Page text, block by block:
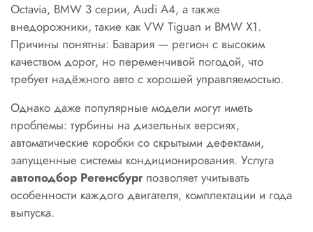
Octavia, BMW 3 серии, Audi A4, а также
внедорожники, такие как VW Tiguan и BMW X1.
Причины понятны: Бавария — регион с высоким
качеством дорог, но переменчивой погодой, что
требует надёжного авто с хорошей управляемостью.
Однако даже популярные модели могут иметь
проблемы: турбины на дизельных версиях,
автоматические коробки со скрытыми дефектами,
запущенные системы кондиционирования. Услуга
автоподбор Регенсбург позволяет учитывать
особенности каждого двигателя, комплектации и года
выпуска.